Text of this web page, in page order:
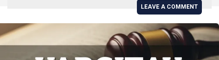
LEAVE A COMMENT